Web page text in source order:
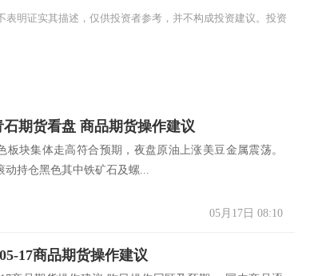
明证实其描述，仅供投资者参考，并不构成投资建议。投资
石期货看盘 商品期货操作建议
板块集体走高符合预期，夜盘原油上涨美豆金属震荡。
动持仓黑色其中铁矿石及螺...
05月17日 08:10
17商品期货操作建议